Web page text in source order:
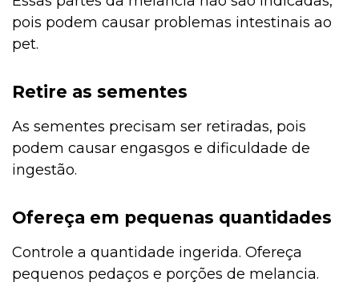
pois podem causar problemas intestinais ao
pet.
Retire as sementes
As sementes precisam ser retiradas, pois
podem causar engasgos e dificuldade de
ingestão.
Ofereça em pequenas quantidades
Controle a quantidade ingerida. Ofereça
pequenos pedaços e porções de melancia.